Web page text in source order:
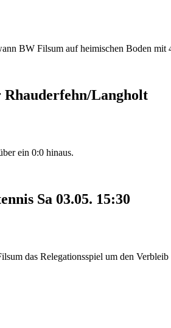
BW Filsum auf heimischen Boden mit
Langholt
ein 0:0 hinaus.
Sa 03.05. 15:30
das Relegationsspiel um den